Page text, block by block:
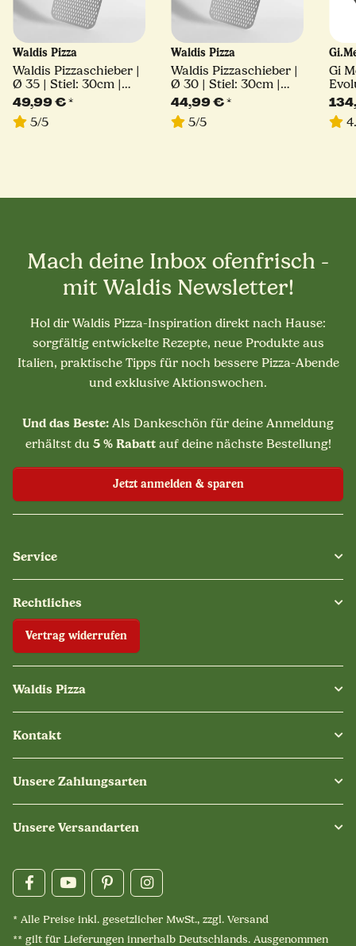
Waldis Pizza
Waldis Pizzaschieber |
Ø 35 | Stiel: 30cm |
Linie Classico
49,99 €*
5/5
Waldis Pizza
Waldis Pizzaschieber |
Ø 30 | Stiel: 30cm |
Linie Classico
44,99 €*
5/5
Gi
Mach deine Inbox ofenfrisch -
mit Waldis Newsletter!
Hol dir Waldis Pizza-Inspiration direkt nach Hause:
sorgfältig entwickelte Rezepte, neue Produkte aus
Italien, praktische Tipps für noch bessere Pizza-Abende
und exklusive Aktionswochen.
Und das Beste: Als Dankeschön für deine Anmeldung
erhältst du 5 % Rabattauf deine nächste Bestellung!
Jetzt anmelden & sparen
Service
Rechtliches
Vertrag widerrufen
Waldis Pizza
Kontakt
Unsere Zahlungsarten
Unsere Versandarten
* Alle Preise inkl. gesetzlicher MwSt., zzgl. Versand
** gilt für Lieferungen innerhalb Deutschlands. Ausgenommen